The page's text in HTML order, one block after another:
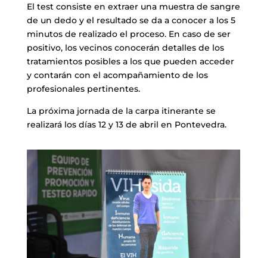
El test consiste en extraer una muestra de sangre
de un dedo y el resultado se da a conocer a los 5
minutos de realizado el proceso. En caso de ser
positivo, los vecinos conocerán detalles de los
tratamientos posibles a los que pueden acceder
y contarán con el acompañamiento de los
profesionales pertinentes.
La próxima jornada de la carpa itinerante se
realizará los días 12 y 13 de abril en Pontevedra.